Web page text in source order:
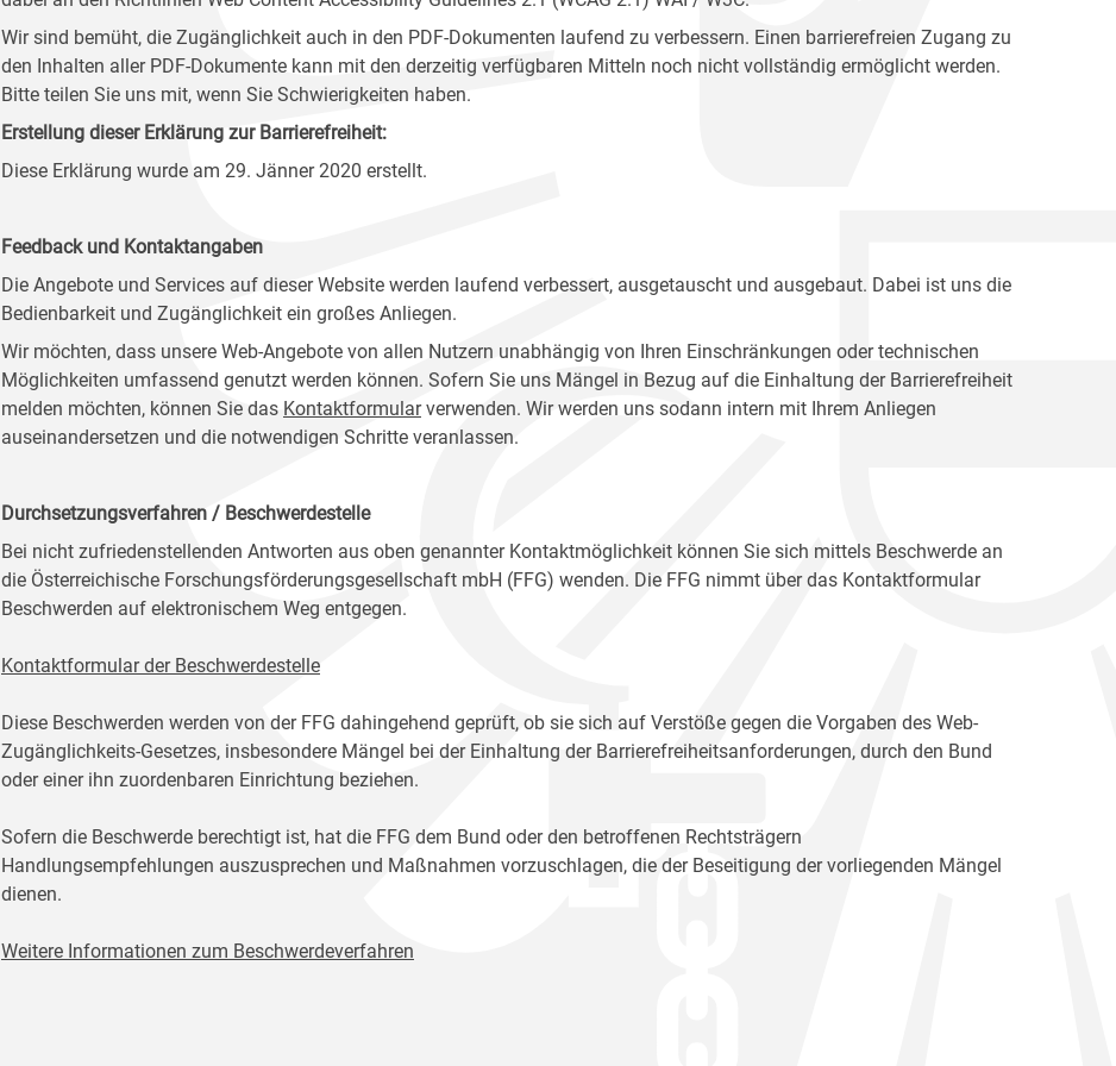
Wir sind bemüht, die Zugänglichkeit auch in den PDF-Dokumenten laufend zu verbessern. Einen barrierefreien Zugang zu
den Inhalten aller PDF-Dokumente kann mit den derzeitig verfügbaren Mitteln noch nicht vollständig ermöglicht werden.
Bitte teilen Sie uns mit, wenn Sie Schwierigkeiten haben.
Erstellung dieser Erklärung zur Barrierefreiheit:
Diese Erklärung wurde am 29. Jänner 2020 erstellt.
Feedback und Kontaktangaben
Die Angebote und Services auf dieser Website werden laufend verbessert, ausgetauscht und ausgebaut. Dabei ist uns die
Bedienbarkeit und Zugänglichkeit ein großes Anliegen.
Wir möchten, dass unsere Web-Angebote von allen Nutzern unabhängig von Ihren Einschränkungen oder technischen
Möglichkeiten umfassend genutzt werden können. Sofern Sie uns Mängel in Bezug auf die Einhaltung der Barrierefreiheit
melden möchten, können Sie das Kontaktformularverwenden. Wir werden uns sodann intern mit Ihrem Anliegen
auseinandersetzen und die notwendigen Schritte veranlassen.
Durchsetzungsverfahren / Beschwerdestelle
Bei nicht zufriedenstellenden Antworten aus oben genannter Kontaktmöglichkeit können Sie sich mittels Beschwerde an
die Österreichische Forschungsförderungsgesellschaft mbH (FFG) wenden. Die FFG nimmt über das Kontaktformular
Beschwerden auf elektronischem Weg entgegen.
Kontaktformular der Beschwerdestelle
Diese Beschwerden werden von der FFG dahingehend geprüft, ob sie sich auf Verstöße gegen die Vorgaben des Web-
Zugänglichkeits-Gesetzes, insbesondere Mängel bei der Einhaltung der Barrierefreiheitsanforderungen, durch den Bund
oder einer ihn zuordenbaren Einrichtung beziehen.
Sofern die Beschwerde berechtigt ist, hat die FFG dem Bund oder den betroffenen Rechtsträgern
Handlungsempfehlungen auszusprechen und Maßnahmen vorzuschlagen, die der Beseitigung der vorliegenden Mängel
dienen.
Weitere Informationen zum Beschwerdeverfahren